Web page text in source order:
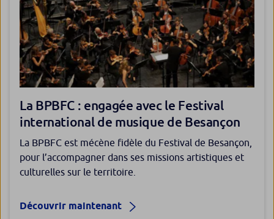
La BPBFC : engagée avec le Festival
international de musique de Besançon
La BPBFC est mécène fidèle du Festival de Besançon,
pour l’accompagner dans ses missions artistiques et
culturelles sur le territoire.
Découvrir maintenant